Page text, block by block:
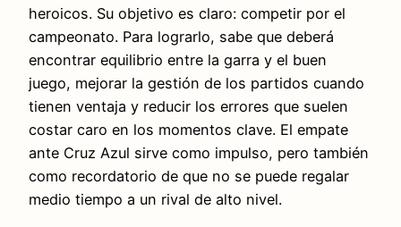
heroicos. Su objetivo es claro: competir por el
campeonato. Para lograrlo, sabe que deberá
encontrar equilibrio entre la garra y el buen
juego, mejorar la gestión de los partidos cuando
tienen ventaja y reducir los errores que suelen
costar caro en los momentos clave. El empate
ante Cruz Azul sirve como impulso, pero también
como recordatorio de que no se puede regalar
medio tiempo a un rival de alto nivel.